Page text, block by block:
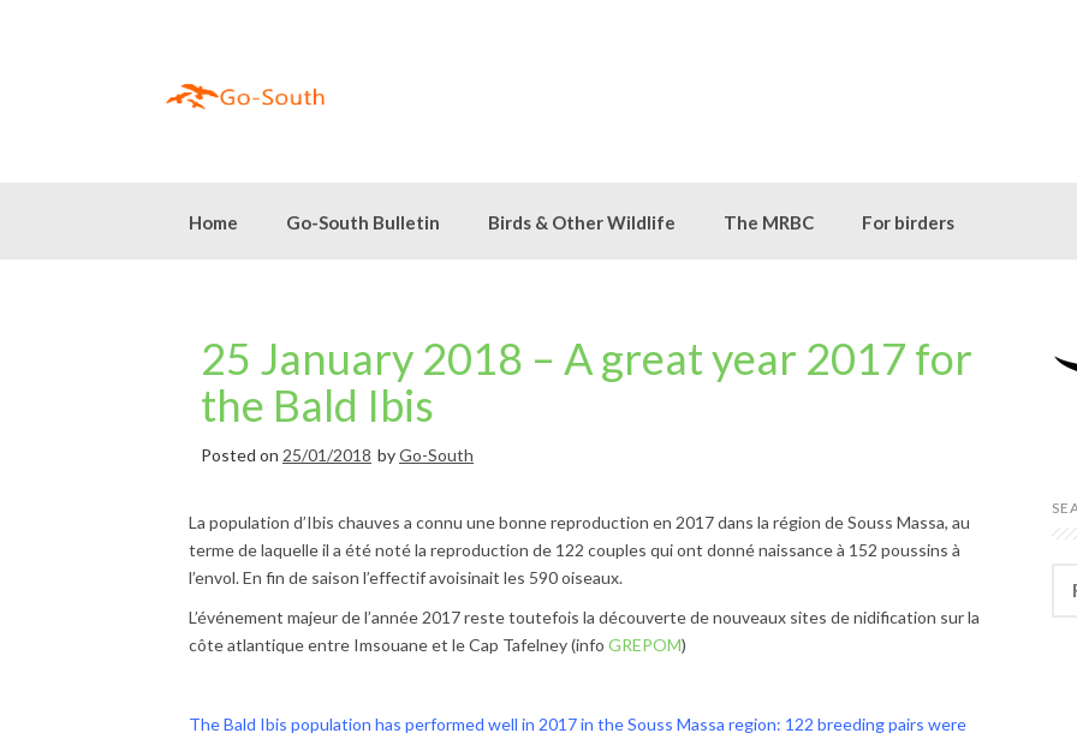
Home Go-South Bulletin Birds & Other Wildlife The MRBC For birders
25 January 2018 – A great year 2017 for
the Bald Ibis
Posted on 25/01/2018 byGo-South
La population d’Ibis chauves a connu une bonne reproduction en 2017 dans la région de Souss Massa, au
terme de laquelle il a été noté la reproduction de 122 couples qui ont donné naissance à 152 poussins à
l’envol. En fin de saison l’effectif avoisinait les 590 oiseaux.
L’événement majeur de l’année 2017 reste toutefois la découverte de nouveaux sites de nidification sur la
côte atlantique entre Imsouane et le Cap Tafelney (info GREPOM)
The Bald Ibis population has performed well in 2017 in the Souss Massa region: 122 breeding pairs were